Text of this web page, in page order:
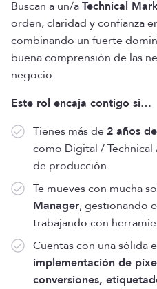
Buscan a un/aTechnical
orden, claridad y confianza
combinando un fuerte
buena comprensión de las
negocio.
Este rol encaja contigo si…
Tienes más de 2 años
como Digital /
de producción.
Te mueves con mucha
Manager, gestionando
trabajando con
Cuentas con una sólida
implementación de
conversiones,